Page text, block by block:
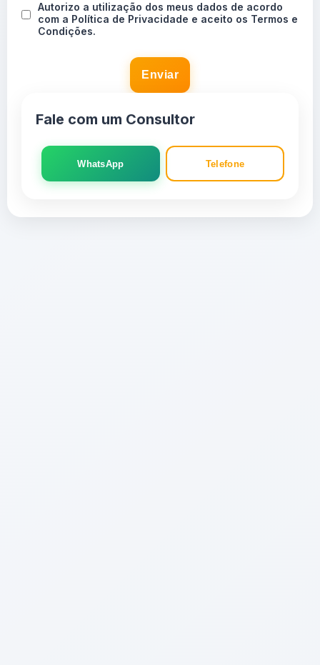
Autorizo a utilização dos meus dados de acordo
com a Política de Privacidade e aceito os Termos e
Condições.
Enviar
Fale com um Consultor
WhatsApp Telefone